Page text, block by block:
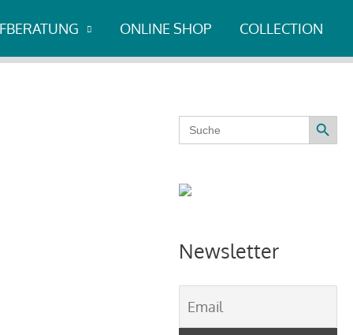
ONLINE SHOP COLLECTION
Search
for:
Search Button
Newsletter